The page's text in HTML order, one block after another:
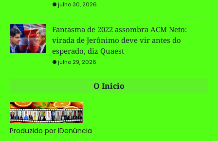
julho 30, 2026
Fantasma de 2022 assombra ACM Neto:
virada de Jerônimo deve vir antes do
esperado, diz Quaest
julho 29, 2026
O Inicio
Produzido por IDenúncia